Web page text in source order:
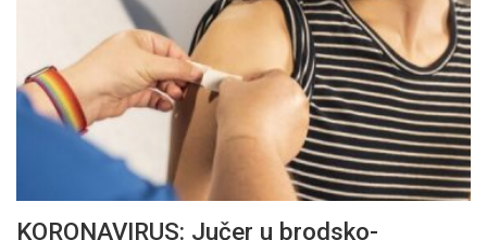
KORONAVIRUS: Jučer u brodsko-